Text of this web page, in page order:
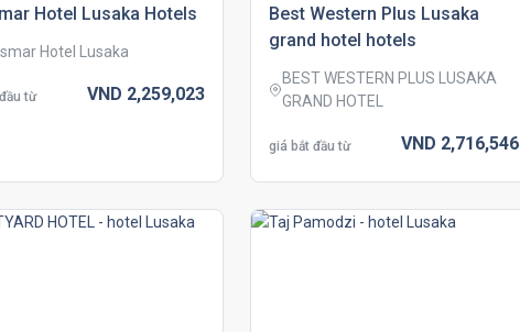
hotel lusaka hotels
Hotel Lusaka
từ VND 2,259,023
best western plus lusaka
grand hotel hotels
BEST WESTERN PLUS LUSAKA
GRAND HOTEL
giá bắt đầu từ VND 2,716,546